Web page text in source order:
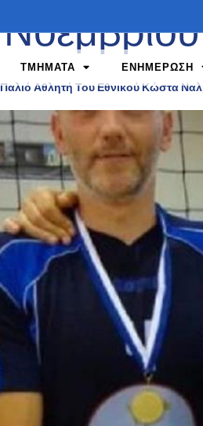
ΤΜΗΜΑΤΑ ΕΝΗΜΕΡΩΣΗ
Αθλητή Του Εθνικού Κώστα